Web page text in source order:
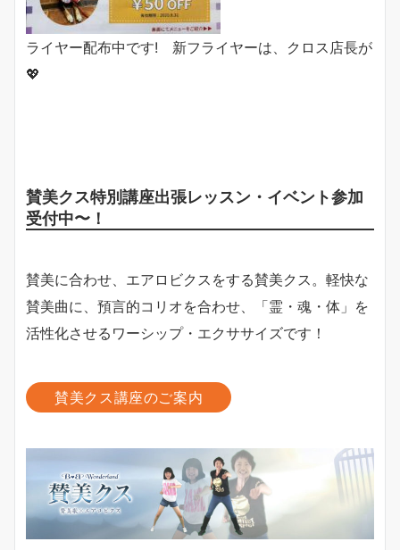
ライヤー配布中です! 新フライヤーは、クロス店長が
💖
賛美クス特別講座出張レッスン・イベント参加
受付中〜！
賛美に合わせ、エアロビクスをする賛美クス。軽快な
賛美曲に、預言的コリオを合わせ、「霊・魂・体」を
活性化させるワーシップ・エクササイズです！
賛美クス講座のご案内